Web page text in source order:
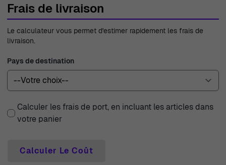
Frais de livraison
Le calculateur vous permet d'estimer rapidement les frais de
livraison.
Pays de destination
Calculer les frais de port, en incluant les articles dans
votre panier
Calculer Le Coût